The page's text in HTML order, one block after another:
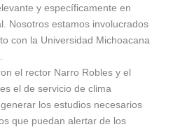
y específicamente en
Nosotros estamos involucrados
con la Universidad Michoacana
el rector Narro Robles y el
el de servicio de clima
los estudios necesarios
que puedan alertar de los